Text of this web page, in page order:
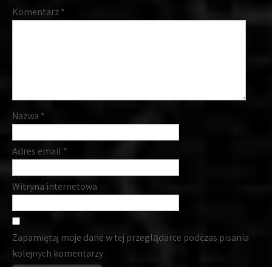
Komentarz*
Nazwa *
Adres email *
Witryna internetowa
Zapamiętaj moje dane w tej przeglądarce podczas pisania
kolejnych komentarzy.